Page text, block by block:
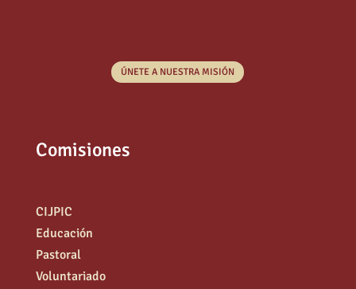
ÚNETE A NUESTRA MISIÓN
Comisiones
CIJPIC
Educación
Pastoral
Voluntariado